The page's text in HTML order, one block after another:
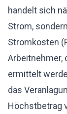
handelt sich
Strom,
Stromkosten
Arbeitnehmer,
ermittelt
das
Höchstbetrag